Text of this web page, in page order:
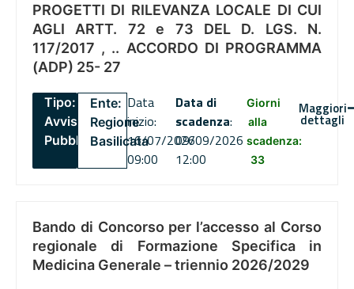
PROGETTI DI RILEVANZA LOCALE DI CUI
AGLI ARTT. 72 e 73 DEL D. LGS. N.
117/2017 , .. ACCORDO DI PROGRAMMA
(ADP) 25- 27
Tipo:
Avviso
Pubblico
Ente:
Regione
Basilicata
Data
inizio:
16/07/2026
09:00
Data di
scadenza:
09/09/2026
12:00
Giorni
alla
scadenza:
33
Maggiori
dettagli
Bando di Concorso per l’accesso al Corso
regionale di Formazione Specifica in
Medicina Generale – triennio 2026/2029